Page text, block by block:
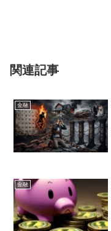
関連記事
金融
金融